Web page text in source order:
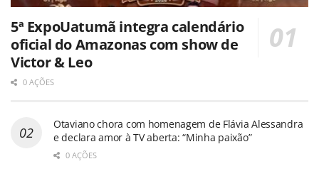
5ª ExpoUatumã integra calendário
oficial do Amazonas com show de
Victor & Leo
0 AÇÕES
Otaviano chora com homenagem de Flávia Alessandra
e declara amor à TV aberta: “Minha paixão”
0 AÇÕES